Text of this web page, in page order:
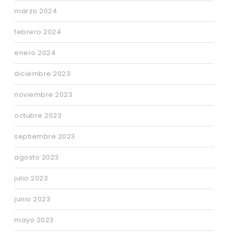
marzo 2024
febrero 2024
enero 2024
diciembre 2023
noviembre 2023
octubre 2023
septiembre 2023
agosto 2023
julio 2023
junio 2023
mayo 2023